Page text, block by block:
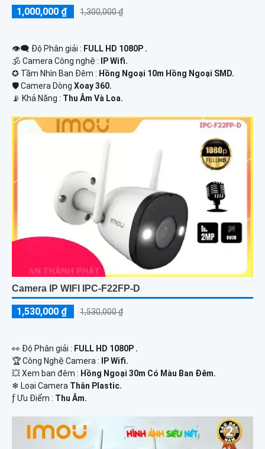
1,000,000 ₫ 1,300,000 ₫
👁️‍🗨 Độ Phân giải : FULL HD 1080P .
🕉️ Camera Công nghệ : IP Wifi.
✪ Tầm Nhìn Ban Đêm : Hồng Ngoại 10m Hồng Ngoại SMD.
🛡 Camera Dòng Xoay 360.
️📡 Khả Năng : Thu Âm Và Loa.
Camera IP WIFI IPC-F22FP-D
1,530,000 ₫ 1,530,000 ₫
️👀 Độ Phân giải : FULL HD 1080P .
🏆 Công Nghệ Camera :
IP Wifi.
💥 Xem ban đêm : Hồng Ngoại 30m Có Màu Ban Đêm.
❄ Loại Camera Thân Plastic.
️ƒ Ưu Điểm : Thu Âm.